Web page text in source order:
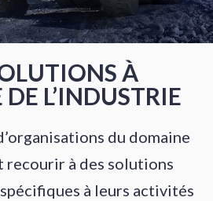
À
DE L’INDUSTRIE
du domaine
recourir à des solutions
spécifiques à leurs activités